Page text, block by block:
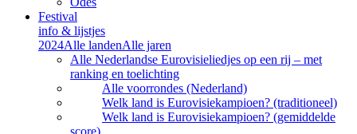
Festival
info & lijstjes
2024Alle landenAlle jaren
Alle Nederlandse Eurovisieliedjes op een rij – met
ranking en toelichting
Alle voorrondes (Nederland)
Welk land is Eurovisiekampioen? (traditioneel)
Welk land is Eurovisiekampioen? (gemiddelde
score)